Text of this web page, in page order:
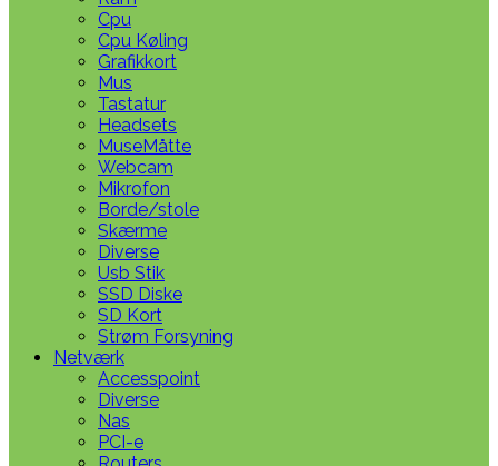
Cpu
Cpu Køling
Grafikkort
Mus
Tastatur
Headsets
MuseMåtte
Webcam
Mikrofon
Borde/stole
Skærme
Diverse
Usb Stik
SSD Diske
SD Kort
Strøm Forsyning
Netværk
Accesspoint
Diverse
Nas
PCI-e